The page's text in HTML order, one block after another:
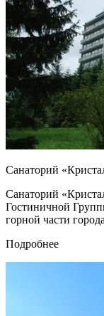
Санаторий
Санаторий
Гостиничной
горной части
Подробнее